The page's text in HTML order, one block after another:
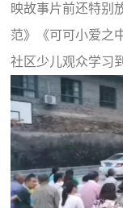
映故事片前还特别
范》《可可小爱之
社区少儿观众学习